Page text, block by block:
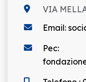
VIA
Email:
Pec: